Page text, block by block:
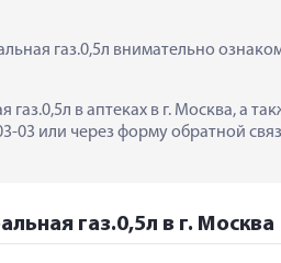
газ.0,5л внимательно
в аптеках в г. Москва, а
03 или через форму обратной
газ.0,5л в г. Москва